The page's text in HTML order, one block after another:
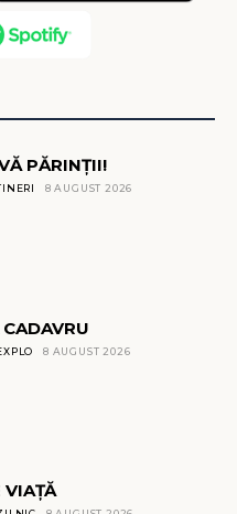
PĂRINȚII!
8 AUGUST 2026
8 AUGUST 2026
VIAȚĂ